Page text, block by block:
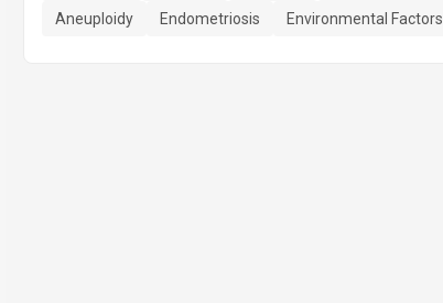
Aneuploidy
Endometriosis Environmental Factors